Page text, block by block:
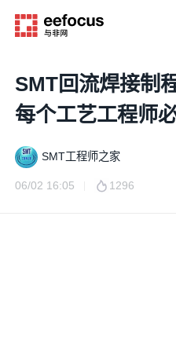
SMT回流焊接制
每个工艺工程师
SMT工程师之家
06/02 16:05 1296